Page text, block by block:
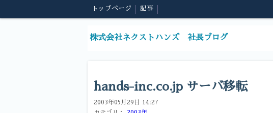
トップページ 記事
株式会社ネクストハンズ 社長ブログ
hands-inc.co.jp サーバ移転
2003年05月29日 14:27